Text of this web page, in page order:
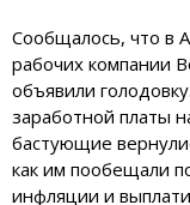
Сообщалось, что в
рабочих компании
объявили
заработной платы
бастующие
как им пообещали
инфляции и